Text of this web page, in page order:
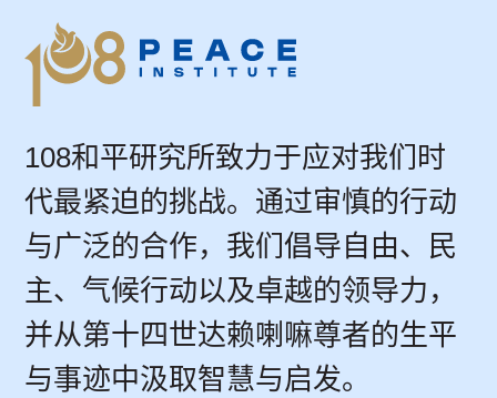
108和平研究所致力于应对我们时
代最紧迫的挑战。通过审慎的行动
与广泛的合作，我们倡导自由、民
主、气候行动以及卓越的领导力，
并从第十四世达赖喇嘛尊者的生平
与事迹中汲取智慧与启发。